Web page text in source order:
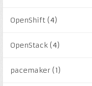
OpenShift (4)
OpenStack (4)
pacemaker (1)